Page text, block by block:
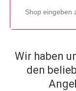
Wir haben
den